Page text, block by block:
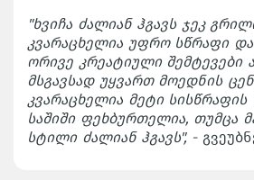
"ხვიჩა ძალიან ჰგავს ჯეკ
კვარაცხელია უფრო სწრაფი
ორივე კრეატიული შემტევები
მსგავსად უყვართ მოედნის
კვარაცხელია მეტი
საშიში ფეხბურთელია, თუმცა
სტილი ძალიან ჰგავს", -